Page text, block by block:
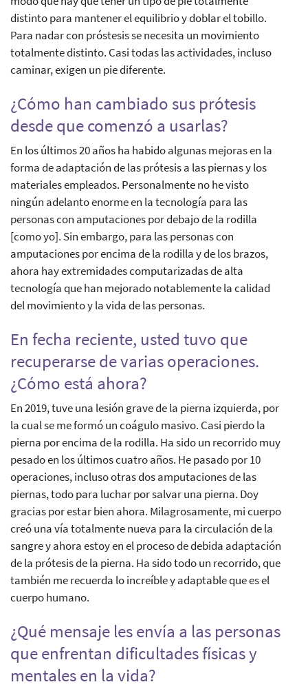
distinto para mantener el equilibrio y doblar el tobillo.
Para nadar con próstesis se necesita un movimiento
totalmente distinto. Casi todas las actividades, incluso
caminar, exigen un pie diferente.
¿Cómo han cambiado sus prótesis
desde que comenzó a usarlas?
En los últimos 20 años ha habido algunas mejoras en la
forma de adaptación de las prótesis a las piernas y los
materiales empleados. Personalmente no he visto
ningún adelanto enorme en la tecnología para las
personas con amputaciones por debajo de la rodilla
[como yo]. Sin embargo, para las personas con
amputaciones por encima de la rodilla y de los brazos,
ahora hay extremidades computarizadas de alta
tecnología que han mejorado notablemente la calidad
del movimiento y la vida de las personas.
En fecha reciente, usted tuvo que
recuperarse de varias operaciones.
¿Cómo está ahora?
En 2019, tuve una lesión grave de la pierna izquierda, por
la cual se me formó un coágulo masivo. Casi pierdo la
pierna por encima de la rodilla. Ha sido un recorrido muy
pesado en los últimos cuatro años. He pasado por 10
operaciones, incluso otras dos amputaciones de las
piernas, todo para luchar por salvar una pierna. Doy
gracias por estar bien ahora. Milagrosamente, mi cuerpo
creó una vía totalmente nueva para la circulación de la
sangre y ahora estoy en el proceso de debida adaptación
de la prótesis de la pierna. Ha sido todo un recorrido, que
también me recuerda lo increíble y adaptable que es el
cuerpo humano.
¿Qué mensaje les envía a las personas
que enfrentan dificultades físicas y
mentales en la vida?